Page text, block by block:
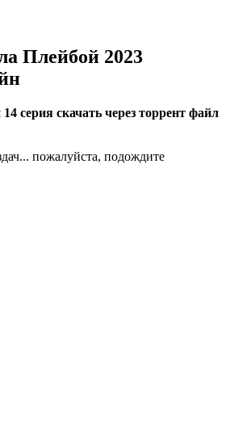
Плейбой 2023
серия скачать через торрент файл
пожалуйста, подождите